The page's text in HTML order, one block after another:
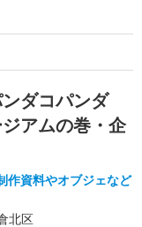
ダコパンダ
アムの巻・企
作資料やオブジェなど
北区